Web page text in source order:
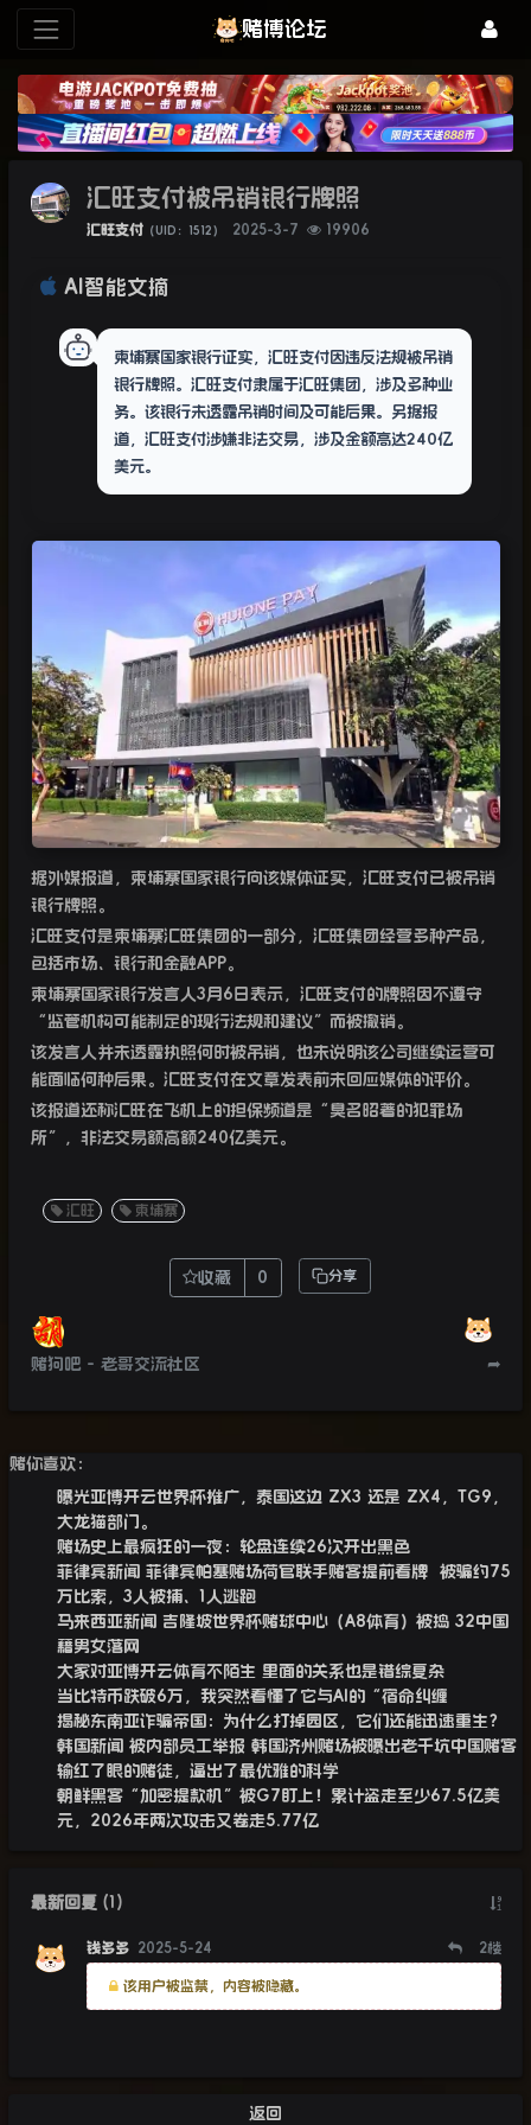
赌博论坛
汇旺支付被吊销银行牌照
汇旺支付 （UID：1512） 2025-3-7 19906
AI智能文摘
柬埔寨国家银行证实，汇旺支付因违反法规被吊销
银行牌照。汇旺支付隶属于汇旺集团，涉及多种业
务。该银行未透露吊销时间及可能后果。另据报
道，汇旺支付涉嫌非法交易，涉及金额高达240亿
美元。
据外媒报道，柬埔寨国家银行向该媒体证实，汇旺支付已被吊销
银行牌照。
汇旺支付是柬埔寨汇旺集团的一部分，汇旺集团经营多种产品，
包括市场、银行和金融APP。
柬埔寨国家银行发言人3月6日表示，汇旺支付的牌照因不遵守
“监管机构可能制定的现行法规和建议”而被撤销。
该发言人并未透露执照何时被吊销，也未说明该公司继续运营可
能面临何种后果。汇旺支付在文章发表前未回应媒体的评价。
该报道还称汇旺在飞机上的担保频道是“臭名昭著的犯罪场
所”，非法交易额高额240亿美元。
汇旺 柬埔寨
收藏 0 分享
赌狗吧 - 老哥交流社区 ➦
赌你喜欢：
曝光亚博开云世界杯推广，泰国这边 ZX3 还是 ZX4，TG9，
大龙猫部门。
赌场史上最疯狂的一夜：轮盘连续26次开出黑色
菲律宾新闻 菲律宾帕塞赌场荷官联手赌客提前看牌 被骗约75
万比索，3人被捕、1人逃跑
马来西亚新闻 吉隆坡世界杯赌球中心（A8体育）被捣 32中国
籍男女落网
大家对亚博开云体育不陌生 里面的关系也是错综复杂
当比特币跌破6万，我突然看懂了它与AI的“宿命纠缠
揭秘东南亚诈骗帝国：为什么打掉园区，它们还能迅速重生？
韩国新闻 被内部员工举报 韩国济州赌场被曝出老千坑中国赌客
输红了眼的赌徒，逼出了最优雅的科学
朝鲜黑客“加密提款机”被G7盯上！累计盗走至少67.5亿美
元，2026年两次攻击又卷走5.77亿
最新回复(1 )
钱多多 2025-5-24 2楼
该用户被监禁，内容被隐藏。
返回